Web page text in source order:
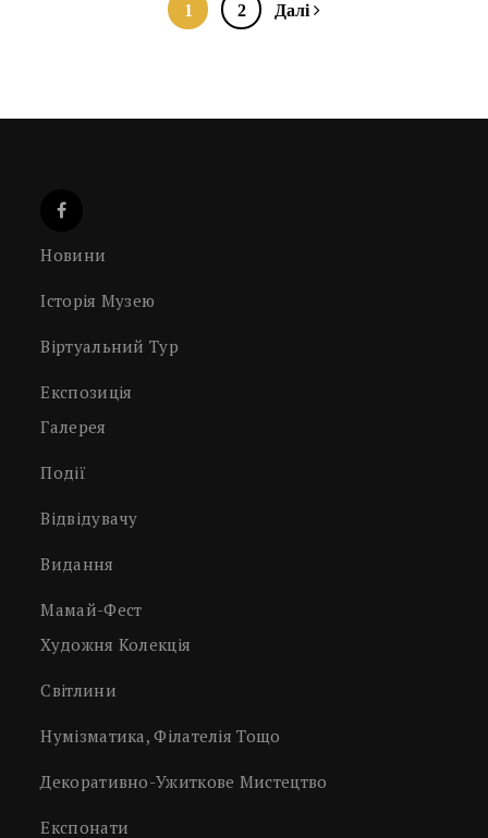
1 2 Далі
Новини
Історія Музею
Віртуальний Тур
Експозиція
Галерея
Події
Відвідувачу
Видання
Мамай-Фест
Художня Колекція
Світлини
Нумізматика, Філателія Тощо
Декоративно-Ужиткове Мистецтво
Експонати